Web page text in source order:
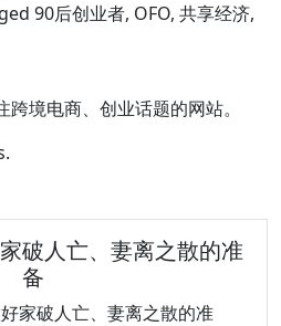
90后创业者, OFO, 共享经济,
境电商、创业话题的网站。
破人亡、妻离之散的准
备
家破人亡、妻离之散的准